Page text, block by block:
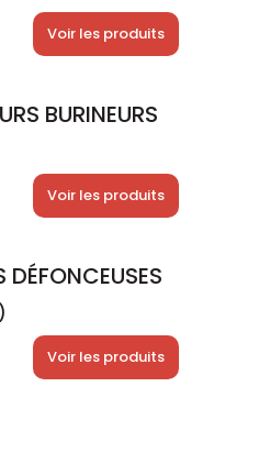
Voir les produits
BURINEURS
Voir les produits
DÉFONCEUSES
Voir les produits